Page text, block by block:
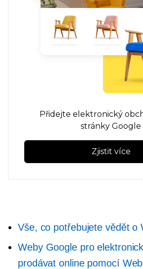
Přidejte elektronický
stránky Google
Zjistit více
Vše, co potřebujete vědět o
Weby Google pro
prodávat online pomocí